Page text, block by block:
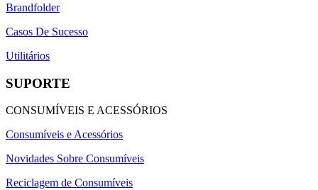
Brandfolder
Casos De Sucesso
Utilitários
SUPORTE
CONSUMÍVEIS E ACESSÓRIOS
Consumíveis e Acessórios
Novidades Sobre Consumíveis
Reciclagem de Consumíveis